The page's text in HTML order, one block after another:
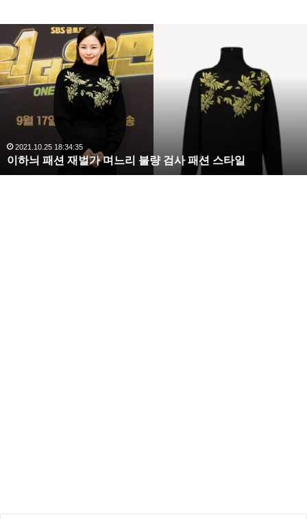
정선에서 삼시세끼를 보면 이서진 정말 까칠 하잔아요
근데 방송을 보면 입만 까칠 한 것 같더라구요 궁시렁
궁시렁 하면서도 혼자 일다 하잔아요 ㅎㅎ
수
해
라
김
완
벽
한
2020.10.03 10:59:30
복수해라 김사랑, 완벽한 S라인 몸매 시선 압도